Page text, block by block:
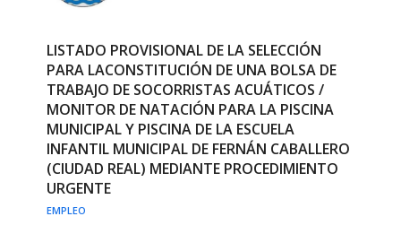
LISTADO PROVISIONAL DE LA SELECCIÓN
PARA LACONSTITUCIÓN DE UNA BOLSA DE
TRABAJO DE SOCORRISTAS ACUÁTICOS /
MONITOR DE NATACIÓN PARA LA PISCINA
MUNICIPAL Y PISCINA DE LA ESCUELA
INFANTIL MUNICIPAL DE FERNÁN CABALLERO
(CIUDAD REAL) MEDIANTE PROCEDIMIENTO
URGENTE
EMPLEO